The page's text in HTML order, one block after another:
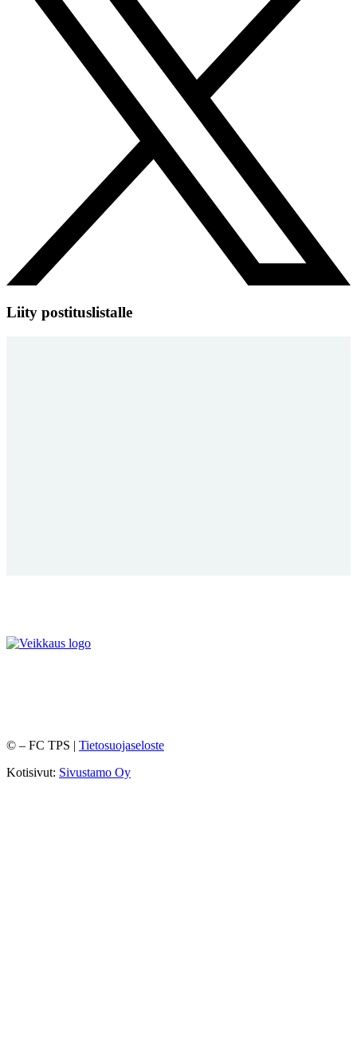
Liity postituslistalle
© – FC TPS | Tietosuojaseloste
Kotisivut: Sivustamo Oy